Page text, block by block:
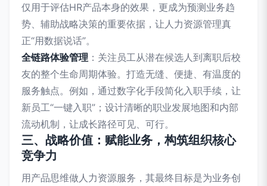
仅用于评估HR产品本身的效果，更成为预测业务趋
势、辅助战略决策的重要依据，让人力资源管理真
正“用数据说话”。
全链路体验管理 ：关注员工从潜在候选人到离职后校
友的整个生命周期体验。打造无缝、便捷、有温度的
服务触点。例如，通过数字化手段简化入职手续，让
新员工“一键入职”；设计清晰的职业发展地图和内部
流动机制，让成长路径可见、可行。
三、战略价值：赋能业务，构筑组织核心
竞争力
用产品思维做人力资源服务，其最终目标是为业务创